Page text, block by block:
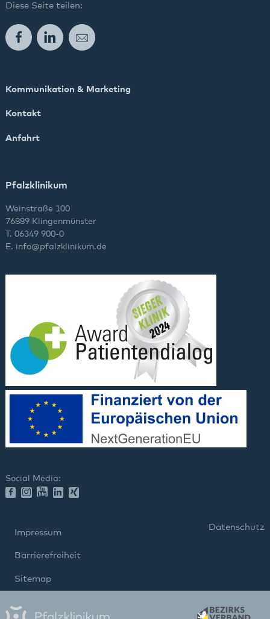
Diese Seite teilen:
FacebookLinkedInE-Mail
Kommunikation & Marketing
Kontakt
Anfahrt
Pfalzklinikum
Weinstraße 100
76889 Klingenmünster
T. 06349 900-0
E. info@pfalzklinikum.de
Social Media:
Impressum
Datenschutz
Barrierefreiheit
Sitemap